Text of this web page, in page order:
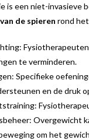
is een niet-invasieve
de spieren rond
te verminderen.
Specifieke
en de druk
Overgewicht
om het